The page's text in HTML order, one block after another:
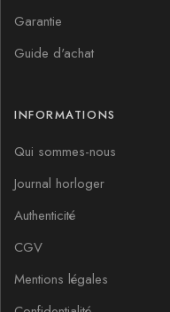
Garantie
Guide d'achat
INFORMATIONS
Qui sommes-nous
Journal horloger
Authenticité
CGV
Mentions légales